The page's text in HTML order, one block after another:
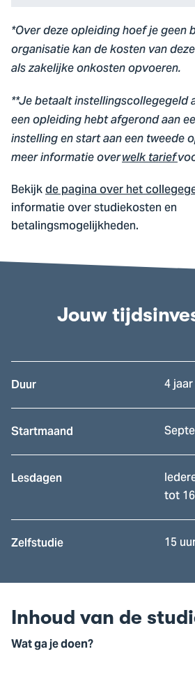
*Over deze opleiding hoef je geen
organisatie kan de kosten van
als zakelijke onkosten opvoeren.
**Je betaalt instellingscollegegeld
een opleiding hebt afgerond aan
instelling en start aan een tweede
meer informatie overwelk tarief
Bekijkde pagina over het
informatie over studiekosten en
betalingsmogelijkheden.
Jouw
Duur 4 jaar
Startmaand
Lesdagen
tot
Zelfstudie 15
Inhoud van de
Wat ga je doen?